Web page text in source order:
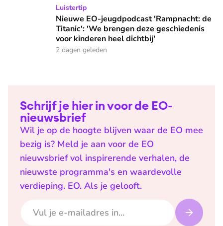
Nieuwe EO-jeugdpodcast 'Rampnacht: de Titanic': 'We
Luistertip
Nieuwe EO-jeugdpodcast 'Rampnacht: de
Titanic': 'We brengen deze geschiedenis
voor kinderen heel dichtbij'
2 dagen geleden
Schrijf je hier in voor de EO-
nieuwsbrief
Wil je op de hoogte blijven waar de EO mee
bezig is? Meld je aan voor de EO
nieuwsbrief vol inspirerende verhalen, de
nieuwste programma's en waardevolle
verdieping. EO. Als je gelooft.